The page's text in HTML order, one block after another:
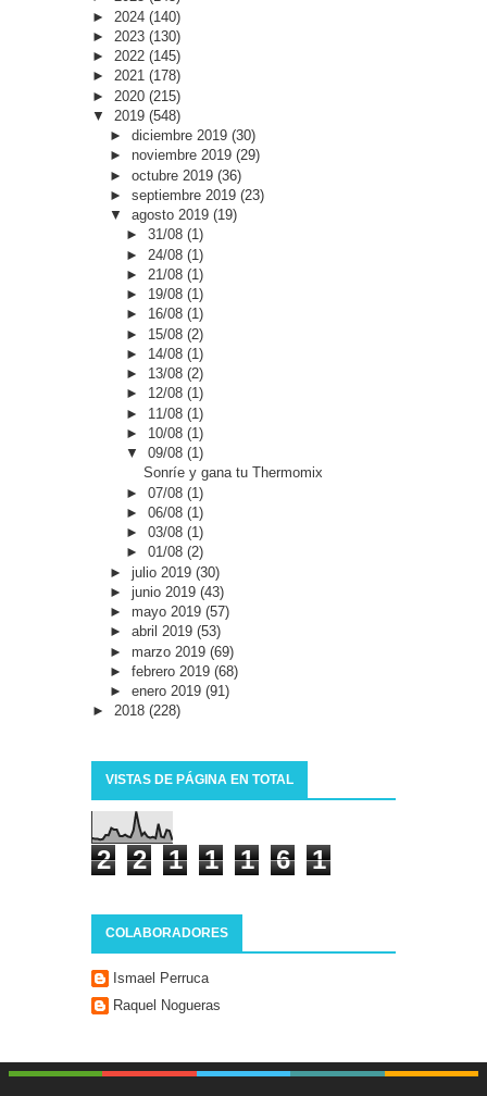
► 2024 (140)
► 2023 (130)
► 2022 (145)
► 2021 (178)
► 2020 (215)
▼ 2019 (548)
► diciembre 2019 (30)
► noviembre 2019 (29)
► octubre 2019 (36)
► septiembre 2019 (23)
▼ agosto 2019 (19)
►31/08(1)
► 24/08(1)
► 21/08(1)
► 19/08(1)
► 16/08(1)
► 15/08(2)
► 14/08(1)
► 13/08(2)
► 12/08(1)
► 11/08(1)
► 10/08(1)
▼09/08(1)
Sonríe y gana tu Thermomix
►07/08(1)
►06/08(1)
►03/08(1)
►01/08(2)
► julio 2019 (30)
► junio 2019 (43)
► mayo 2019 (57)
► abril 2019 (53)
► marzo 2019 (69)
► febrero 2019 (68)
► enero 2019 (91)
► 2018 (228)
VISTAS DE PÁGINA EN TOTAL
2 2 1 1 1 6 1
COLABORADORES
Ismael Perruca
Raquel Nogueras